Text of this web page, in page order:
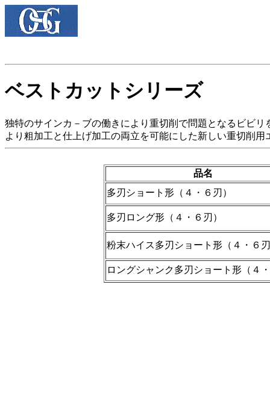
ベストカットシリーズ
独特のサインカ－ブの働きにより重切削で問題となるビビ
より粗加工と仕上げ加工の両立を可能にした新しい重切削用
品名
多刃ショート形（４・６刃）
多刃ロング形（４・６刃）
粉末ハイス多刃ショート形（４・６
ロングシャンク多刃ショート形（４